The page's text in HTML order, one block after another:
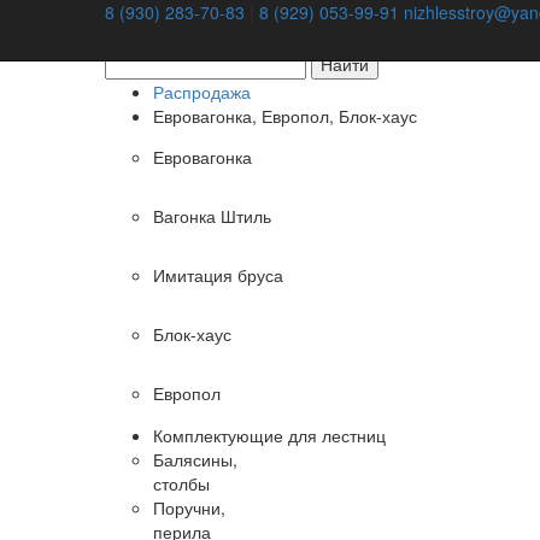
8 (930) 283-70-83 8 (929) 053-99-91
Распродажа
Евровагонка, Европол, Блок-хаус
Евровагонка
Вагонка Штиль
Имитация бруса
Блок-хаус
Европол
Комплектующие для лестниц
Балясины,
столбы
Поручни,
перила